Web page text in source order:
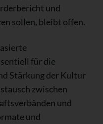
und
sollen, bleibt offen.
für die
Stärkung der Kultur
zwischen
und
und